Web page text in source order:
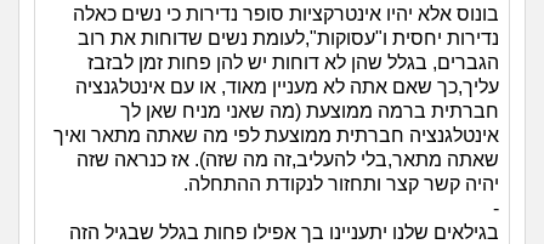
בונוס אלא יהיו אינטרקציות סופר נדירות כי נשים כאלה
נדירות יחסית ו"עסוקות",לעומת נשים שדוחות את רוב
הגברים, בגלל שהן לא דוחות יש להן פחות זמן לבזבז
עליך,כך שאם אתה לא מעניין מאוד, או עם אינטלגנציה
חברתית ברמה ממוצעת (מה שאני מניח שאן לך
אינטלגנציה חברתית ממוצעת לפי מה שאתה מתאר ואיך
שאתה מתאר,בלי להעליב,זה מה שזה). אז כנראה שזה
יהיה קשר קצר ותחזור לנקודת ההתחלה.
-
בגילאים שלנו יתעניינו בך אפילו פחות בגלל שבגיל הזה